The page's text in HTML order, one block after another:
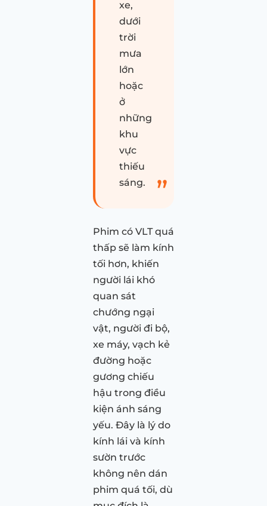
xe,
dưới
trời
mưa
lớn
hoặc
ở
những
khu
vực
thiếu
sáng.
Phim có VLT quá
thấp sẽ làm kính
tối hơn, khiến
người lái khó
quan sát
chướng ngại
vật, người đi bộ,
xe máy, vạch kẻ
đường hoặc
gương chiếu
hậu trong điều
kiện ánh sáng
yếu. Đây là lý do
kính lái và kính
sườn trước
không nên dán
phim quá tối, dù